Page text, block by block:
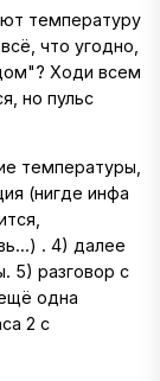
температуру
что угодно,
Ходи всем
но пульс
температуры,
(нигде инфа
. 4) далее
5) разговор с
одна
2 с